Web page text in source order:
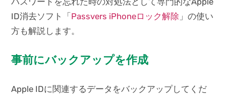
ID消去ソフト「 Passvers iPhoneロック解除 」の使い
方も解説します。
事前にバックアップを作成
Apple IDに関連するデータをバックアップしてくだ